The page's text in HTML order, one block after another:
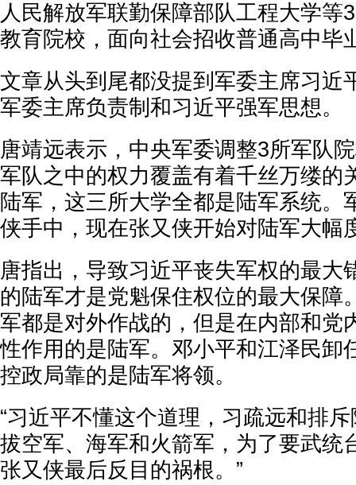
人民解放军联勤保障部队工程大学等
教育院校，面向社会招收普通高中毕
文章从头到尾都没提到军委主席习近
军委主席负责制和习近平强军思想。
唐靖远表示，中央军委调整3所军队
军队之中的权力覆盖有着千丝万缕的
陆军，这三所大学全都是陆军系统。
侠手中，现在张又侠开始对陆军大幅
唐指出，导致习近平丧失军权的最大
的陆军才是党魁保住权位的最大保障
军都是对外作战的，但是在内部和党
性作用的是陆军。邓小平和江泽民卸
控政局靠的是陆军将领。
“习近平不懂这个道理，习疏远和排
拔空军、海军和火箭军，为了要武统
张又侠最后反目的祸根。”